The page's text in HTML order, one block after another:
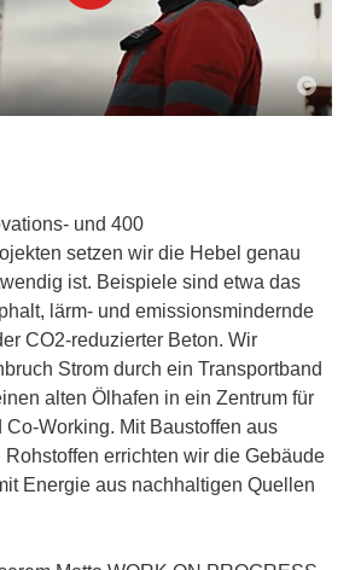
und 400
setzen wir die Hebel genau
ist. Beispiele sind etwa das
lärm- und emissionsmindernde
CO2-reduzierter Beton. Wir
Strom durch ein Transportband
alten Ölhafen in ein Zentrum für
Co-Working. Mit Baustoffen aus
errichten wir die Gebäude
Energie aus nachhaltigen Quellen